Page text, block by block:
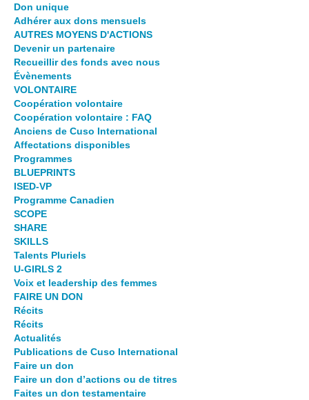
Don unique
Adhérer aux dons mensuels
AUTRES MOYENS D'ACTIONS
Devenir un partenaire
Recueillir des fonds avec nous
Évènements
VOLONTAIRE
Coopération volontaire
Coopération volontaire : FAQ
Anciens de Cuso International
Affectations disponibles
Programmes
BLUEPRINTS
ISED-VP
Programme Canadien
SCOPE
SHARE
SKILLS
Talents Pluriels
U-GIRLS 2
Voix et leadership des femmes
FAIRE UN DON
Récits
Récits
Actualités
Publications de Cuso International
Faire un don
Faire un don d’actions ou de titres
Faites un don testamentaire